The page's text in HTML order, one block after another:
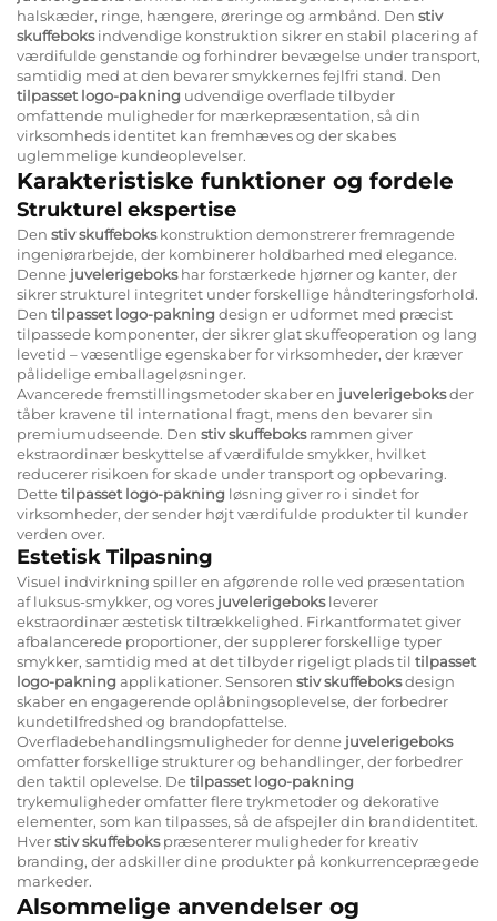
halskæder, ringe, hængere, øreringe og armbånd. Den stiv
skuffeboksindvendige konstruktion sikrer en stabil placering af
værdifulde genstande og forhindrer bevægelse under transport,
samtidig med at den bevarer smykkernes fejlfri stand. Den
tilpasset logo-pakning udvendige overflade tilbyder
omfattende muligheder for mærkepræsentation, så din
virksomheds identitet kan fremhæves og der skabes
uglemmelige kundeoplevelser.
Karakteristiske funktioner og fordele
Strukturel ekspertise
Den stiv skuffebokskonstruktion demonstrerer fremragende
ingeniørarbejde, der kombinerer holdbarhed med elegance.
Denne juvelerigebokshar forstærkede hjørner og kanter, der
sikrer strukturel integritet under forskellige håndteringsforhold.
Den tilpasset logo-pakningdesign er udformet med præcist
tilpassede komponenter, der sikrer glat skuffeoperation og lang
levetid – væsentlige egenskaber for virksomheder, der kræver
pålidelige emballageløsninger.
Avancerede fremstillingsmetoder skaber en juvelerigeboksder
tåber kravene til international fragt, mens den bevarer sin
premiumudseende. Den stiv skuffeboksrammen giver
ekstraordinær beskyttelse af værdifulde smykker, hvilket
reducerer risikoen for skade under transport og opbevaring.
Dettetilpasset logo-pakning løsning giver ro i sindet for
virksomheder, der sender højt værdifulde produkter til kunder
verden over.
Estetisk Tilpasning
Visuel indvirkning spiller en afgørende rolle ved præsentation
af luksus-smykker, og vores juvelerigeboksleverer
ekstraordinær æstetisk tiltrækkelighed. Firkantformatet giver
afbalancerede proportioner, der supplerer forskellige typer
smykker, samtidig med at det tilbyder rigeligt plads til tilpasset
logo-pakningapplikationer. Sensoren stiv skuffeboksdesign
skaber en engagerende oplåbningsoplevelse, der forbedrer
kundetilfredshed og brandopfattelse.
Overfladebehandlingsmuligheder for denne juvelerigeboks
omfatter forskellige strukturer og behandlinger, der forbedrer
den taktil oplevelse. Detilpasset logo-pakning
trykemuligheder omfatter flere trykmetoder og dekorative
elementer, som kan tilpasses, så de afspejler din brandidentitet.
Hverstiv skuffebokspræsenterer muligheder for kreativ
branding, der adskiller dine produkter på konkurrenceprægede
markeder.
Alsommelige anvendelser og